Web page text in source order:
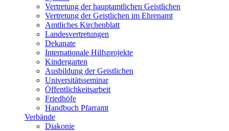
Vertretung der hauptamtlichen Geistlichen
Vertretung der Geistlichen im Ehrenamt
Amtliches Kirchenblatt
Landesvertretungen
Dekanate
Internationale Hilfsprojekte
Kindergarten
Ausbildung der Geistlichen
Universitätsseminar
Öffentlichkeitsarbeit
Friedhöfe
Handbuch Pfarramt
Verbände
Diakonie